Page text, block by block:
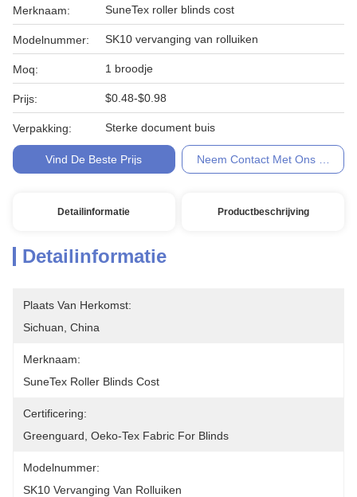
Merknaam: SuneTex roller blinds cost
Modelnummer: SK10 vervanging van rolluiken
Moq: 1 broodje
Prijs: $0.48-$0.98
Verpakking: Sterke document buis
Vind De Beste Prijs Neem Contact Met Ons Op
Detailinformatie Productbeschrijving
Detailinformatie
Plaats Van Herkomst:
Sichuan, China
Merknaam:
SuneTex Roller Blinds Cost
Certificering:
Greenguard, Oeko-Tex Fabric For Blinds
Modelnummer:
SK10 Vervanging Van Rolluiken